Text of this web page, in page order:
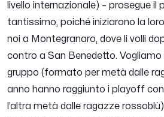
livello internazionale) – prosegue il
tantissimo, poiché iniziarono la
noi a Montegranaro, dove li volli
contro a San Benedetto. Vogliamo
gruppo (formato per metà dalle
anno hanno raggiunto i playoff
l’altra metà dalle ragazze